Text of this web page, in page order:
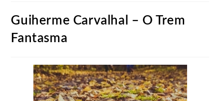
Guiherme Carvalhal – O Trem
Fantasma